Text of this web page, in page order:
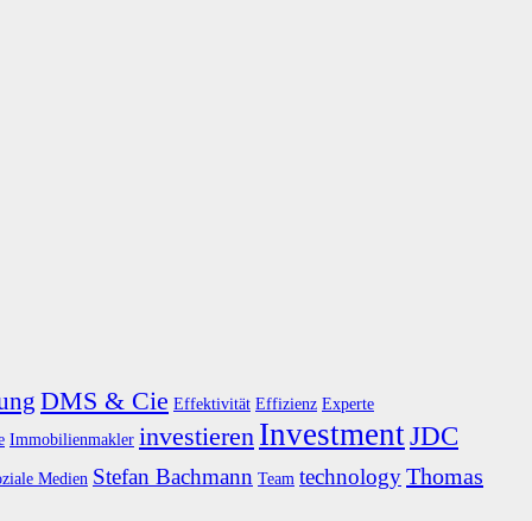
DMS & Cie Effektivität Effizienz Experte
Immobilienmakler investieren InvestmentJDC
Medien Stefan Bachmann Team technologyThomas